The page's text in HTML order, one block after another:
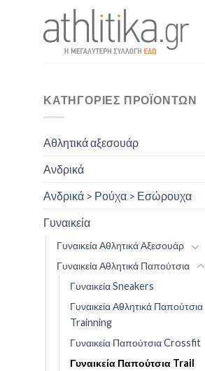
ΚΑΤΗΓΟΡΊΕΣ ΠΡΟΪΌΝΤΩΝ
Αθλητικά αξεσουάρ
Ανδρικά
Ανδρικά > Ρούχα > Εσώρουχα
Γυναικεία
Γυναικεία Αθλητικά Αξεσουάρ
Γυναικεία Αθλητικά Παπούτσια
Γυναικεία Sneakers
Γυναικεία Αθλητικά Παπούτσια
Trainning
Γυναικεία Παπούτσια Crossfit
Γυναικεία Παπούτσια Trail